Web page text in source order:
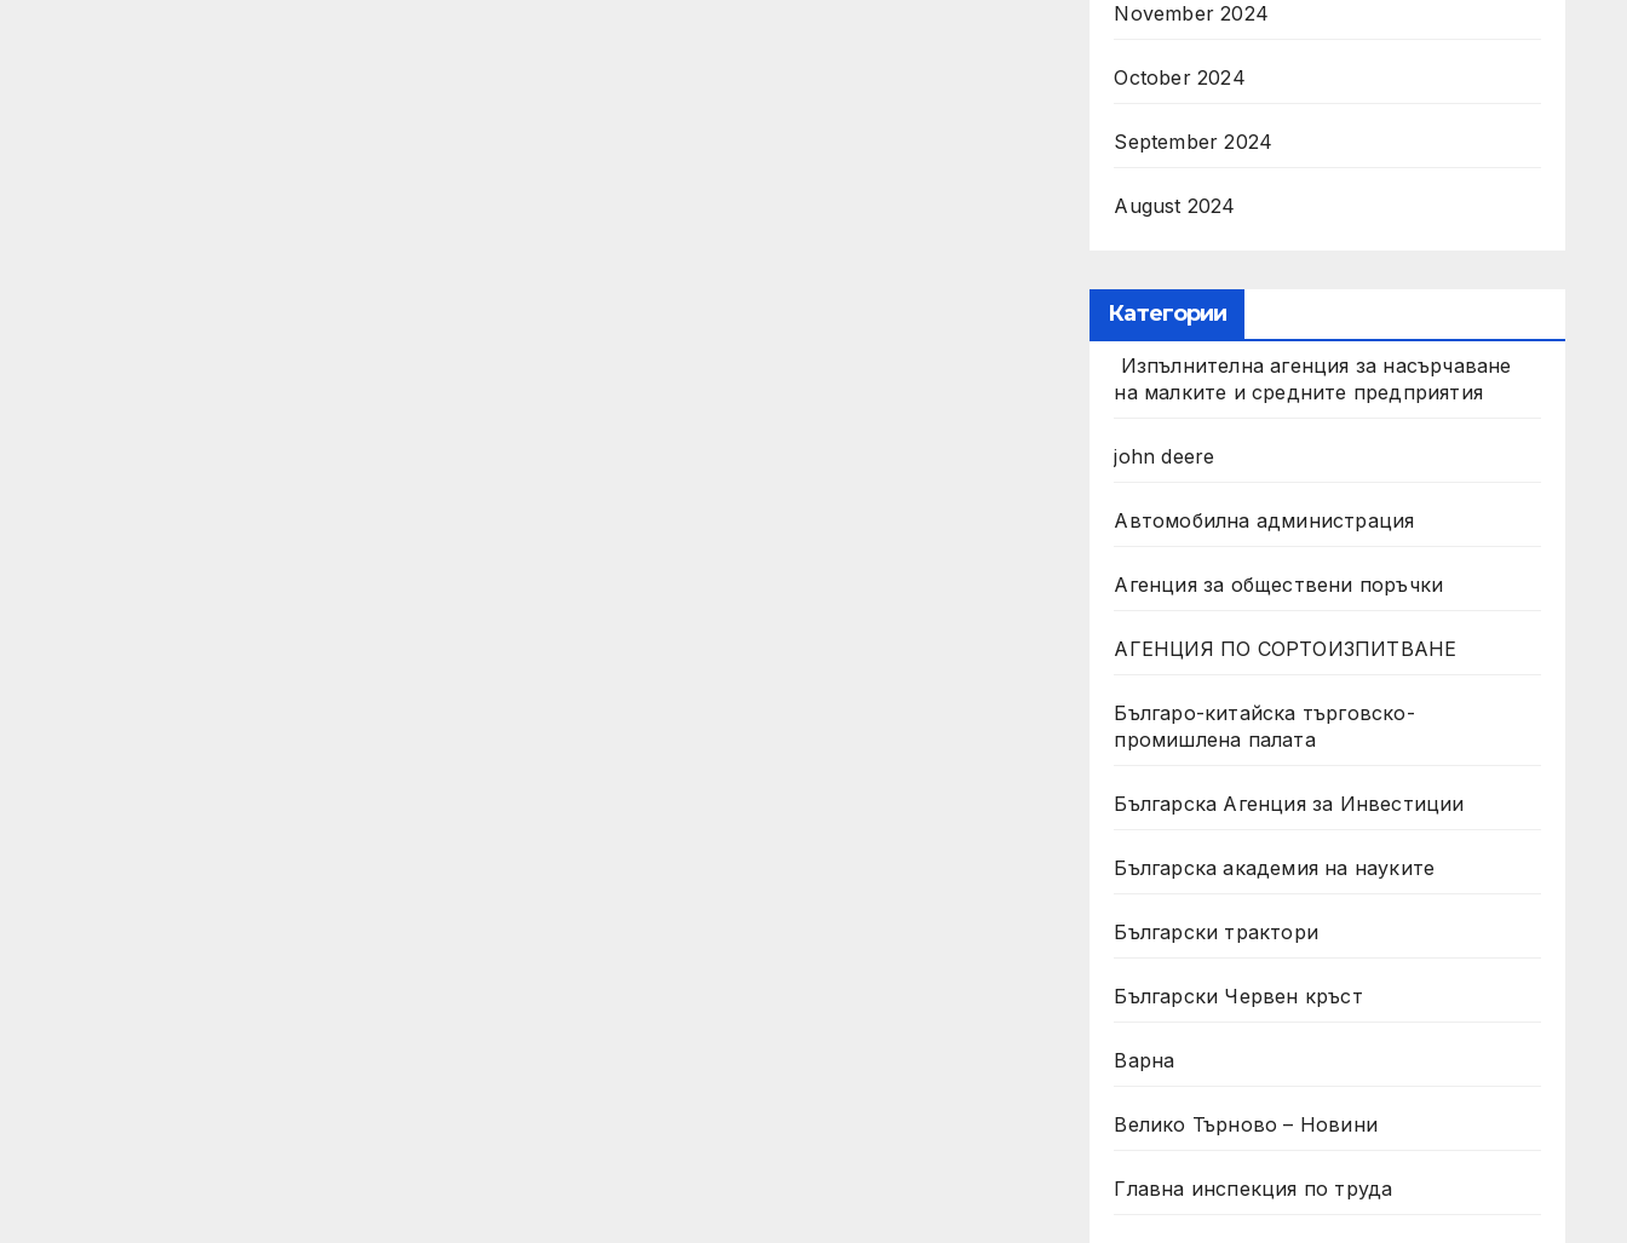
November 2024
October 2024
September 2024
August 2024
Категории
Изпълнителна агенция за насърчаване
на малките и средните предприятия
john deere
Автомобилна администрация
Агенция за обществени поръчки
АГЕНЦИЯ ПО СОРТОИЗПИТВАНЕ
Българо-китайска търговско-
промишлена палата
Българска Агенция за Инвестиции
Българска академия на науките
Български трактори
Български Червен кръст
Варна
Велико Търново – Новини
Главна инспекция по труда